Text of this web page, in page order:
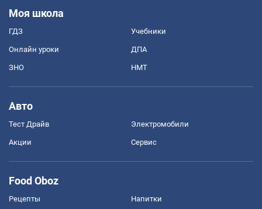
Моя школа
ГДЗ Учебники
Онлайн уроки ДПА
ЗНО НМТ
Авто
Тест Драйв Электромобили
Акции Сервис
Food Oboz
Рецепты Напитки